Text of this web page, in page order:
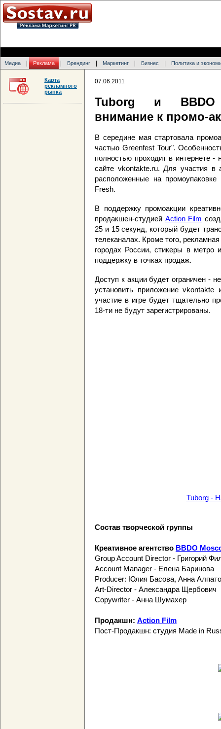
Медиа Реклама Брендинг Маркетинг Бизнес Политика и
07.06.2011
Tuborg и BBDO
внимание к промо-
В середине мая стартовала
частью Greenfest Tour".
полностью проходит в интернете -
сайте vkontakte.ru. Для участия в
расположенные на
Fresh.
В поддержку промоакции
продакшен-студией Action Film
25 и 15 секунд, который будет
телеканалах. Кроме того,
городах России, стикеры в метро
поддержку в точках продаж.
Доступ к акции будет ограничен -
установить приложение
участие в игре будет тщательно
18-ти не будут зарегистрированы.
Tuborg -
Состав творческой группы
Креативное агентство BBDO
Group Account Director - Григорий
Account Manager - Елена Баринова
Producer: Юлия Басова, Анна
Art-Director - Александра Щербович
Copywriter - Анна Шумахер
Продакшн: Action Film
Пост-Продакшн: студия Made in
Карта
рекламного
рынка